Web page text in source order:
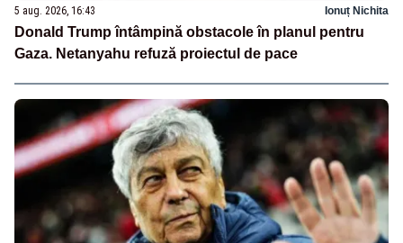
5 aug. 2026, 16:43 Ionuț Nichita
Donald Trump întâmpină obstacole în planul pentru
Gaza. Netanyahu refuză proiectul de pace